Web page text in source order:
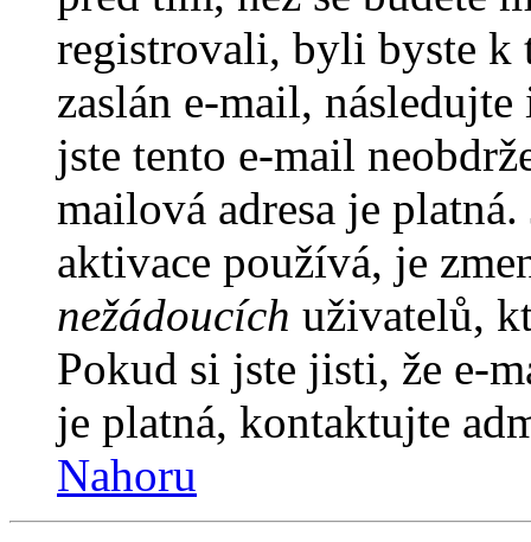
registrovali, byli byste k
zaslán e-mail,
jste tento e-mail
mailová adresa je
aktivace používá, je
nežádoucích uživatelů,
Pokud si jste jisti, že e-
je platná, kontaktujte
Nahoru